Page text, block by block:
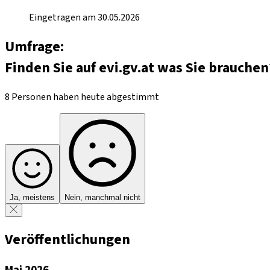
Eingetragen am 30.05.2026
Umfrage:
Finden Sie auf evi.gv.at was Sie
8 Personen haben heute abgestimmt
Ja, meistens Nein, manchmal nicht
Veröffentlichungen